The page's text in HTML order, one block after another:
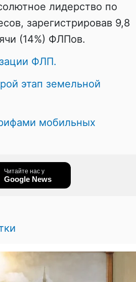
лидерство по
зарегистрировав 9,8
(14%) ФЛПов.
ФЛП.
этап земельной
мобильных
Читайте нас у
Google News